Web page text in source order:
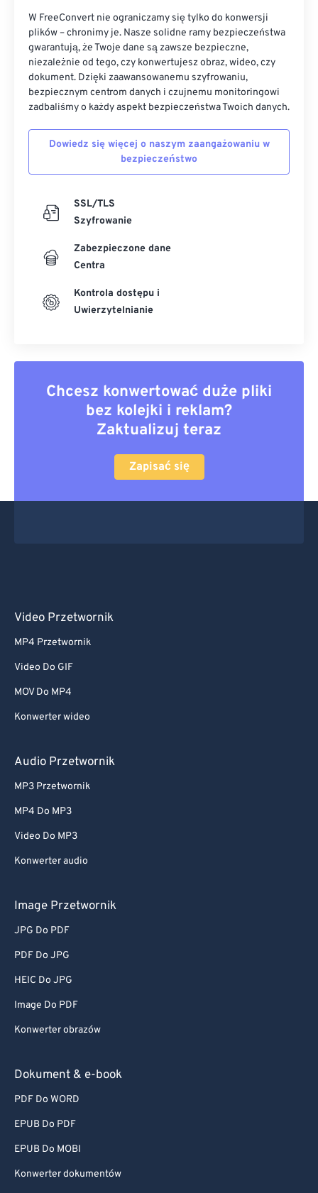
W FreeConvert nie ograniczamy się tylko do konwersji
plików – chronimy je. Nasze solidne ramy bezpieczeństwa
gwarantują, że Twoje dane są zawsze bezpieczne,
niezależnie od tego, czy konwertujesz obraz, wideo, czy
dokument. Dzięki zaawansowanemu szyfrowaniu,
bezpiecznym centrom danych i czujnemu monitoringowi
zadbaliśmy o każdy aspekt bezpieczeństwa Twoich danych.
Dowiedz się więcej o naszym zaangażowaniu w
bezpieczeństwo
SSL/TLS
Szyfrowanie
Zabezpieczone dane
Centra
Kontrola dostępu i
Uwierzytelnianie
Chcesz konwertować duże pliki
bez kolejki i reklam?
Zaktualizuj teraz
Zapisać się
Video Przetwornik
MP4 Przetwornik
Video Do GIF
MOV Do MP4
Konwerter wideo
Audio Przetwornik
MP3 Przetwornik
MP4 Do MP3
Video Do MP3
Konwerter audio
Image Przetwornik
JPG Do PDF
PDF Do JPG
HEIC Do JPG
Image Do PDF
Konwerter obrazów
Dokument & e-book
PDF Do WORD
EPUB Do PDF
EPUB Do MOBI
Konwerter dokumentów